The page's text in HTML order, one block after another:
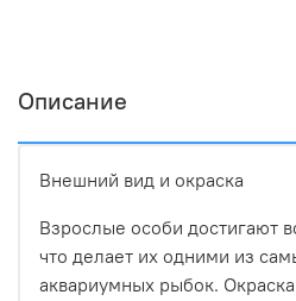
Описание
Внешний вид и окраска
Взрослые особи достигают
что делает их одними из
аквариумных рыбок.